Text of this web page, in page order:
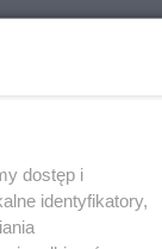
dostęp i
identyfikatory,